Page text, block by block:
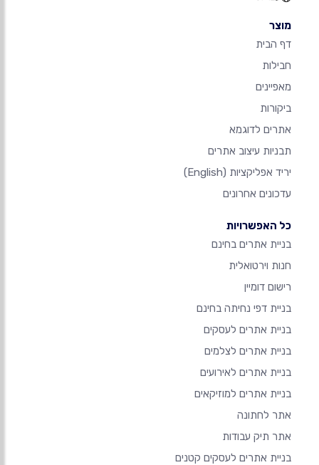
מוצר
דף הבית
חבילות
מאפיינים
ביקורות
אתרים לדוגמא
תבניות עיצוב אתרים
יריד אפליקציות (English)
עדכונים אחרונים
כל האפשרויות
בניית אתרים בחינם
חנות וירטואלית
רישום דומיין
בניית דפי נחיתה בחינם
בניית אתרים לעסקים
בניית אתרים לצלמים
בניית אתרים לאירועים
בניית אתרים למוזיקאים
אתר לחתונה
אתר תיק עבודות
בניית אתרים לעסקים קטנים